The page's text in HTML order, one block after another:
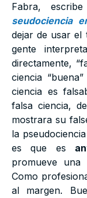
Fabra,
seudociencia
dejar de usar el
gente
directamente,
ciencia
ciencia es
falsa ciencia,
mostrara su
la
es que es
promueve una
Como
al margen.